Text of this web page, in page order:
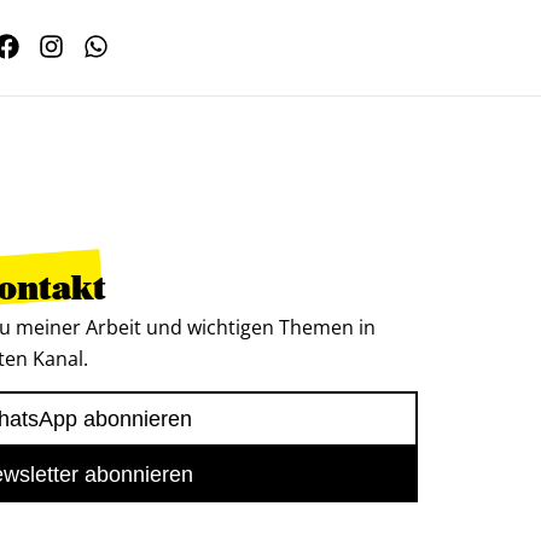
meiner Arbeit und wichtigen Themen in
Kanal.
abonnieren
abonnieren